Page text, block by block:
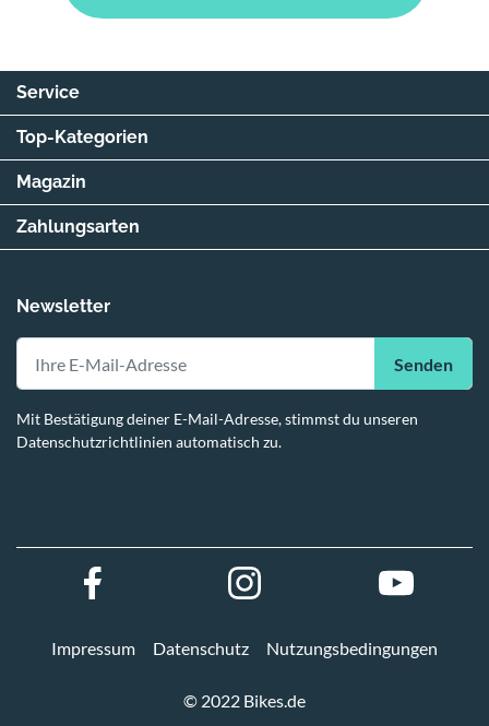
Newsletter
Senden
Mit Bestätigung deiner E-Mail-Adresse, stimmst du unseren
Datenschutzrichtlinien automatisch zu.
Service
Top-Kategorien
Magazin
Zahlungsarten
© 2022 Bikes.de
Impressum Datenschutz Nutzungsbedingungen